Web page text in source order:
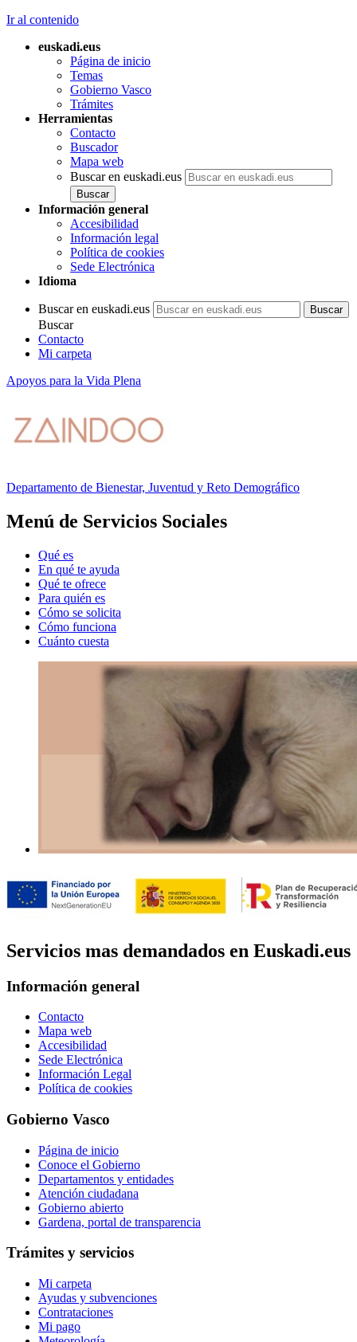
Ir al contenido
euskadi.eus
Página de inicio
Temas
Gobierno Vasco
Trámites
Herramientas
Contacto
Buscador
Mapa web
Buscar en euskadi.eus
Información general
Accesibilidad
Información legal
Política de cookies
Sede Electrónica
Idioma
Buscar en euskadi.eus
Buscar
Contacto
Mi carpeta
Apoyos para la Vida Plena
Departamento de Bienestar, Juventud y Reto Demográfico
Menú de Servicios Sociales
Qué es
En qué te ayuda
Qué te ofrece
Para quién es
Cómo se solicita
Cómo funciona
Cuánto cuesta
Servicios mas demandados en Euskadi.eus
Información general
Contacto
Mapa web
Accesibilidad
Sede Electrónica
Información Legal
Política de cookies
Gobierno Vasco
Página de inicio
Conoce el Gobierno
Departamentos y entidades
Atención ciudadana
Gobierno abierto
Gardena, portal de transparencia
Trámites y servicios
Mi carpeta
Ayudas y subvenciones
Contrataciones
Mi pago